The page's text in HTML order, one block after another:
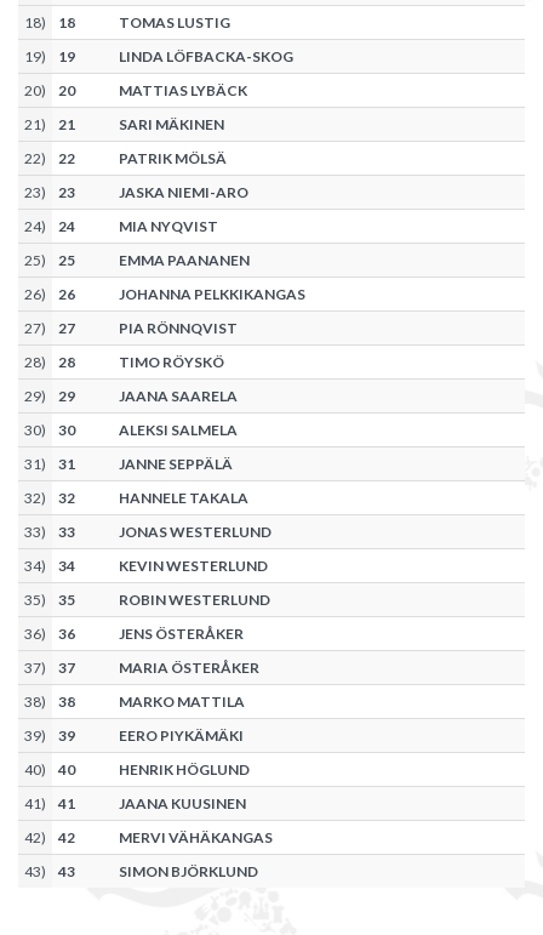
18) 18
TOMAS LUSTIG
19) 19
LINDA LÖFBACKA-SKOG
20) 20
MATTIAS LYBÄCK
21) 21
SARI MÄKINEN
22) 22
PATRIK MÖLSÄ
23) 23
JASKA NIEMI-ARO
24) 24
MIA NYQVIST
25) 25
EMMA PAANANEN
26) 26
JOHANNA PELKKIKANGAS
27) 27
PIA RÖNNQVIST
28) 28
TIMO RÖYSKÖ
29) 29
JAANA SAARELA
30) 30
ALEKSI SALMELA
31) 31
JANNE SEPPÄLÄ
32) 32
HANNELE TAKALA
33) 33
JONAS WESTERLUND
34) 34
KEVIN WESTERLUND
35) 35
ROBIN WESTERLUND
36) 36
JENS ÖSTERÅKER
37) 37
MARIA ÖSTERÅKER
38) 38
MARKO MATTILA
39) 39
EERO PIYKÄMÄKI
40) 40
HENRIK HÖGLUND
41) 41
JAANA KUUSINEN
42) 42
MERVI VÄHÄKANGAS
43) 43 SIMON BJÖRKLUND